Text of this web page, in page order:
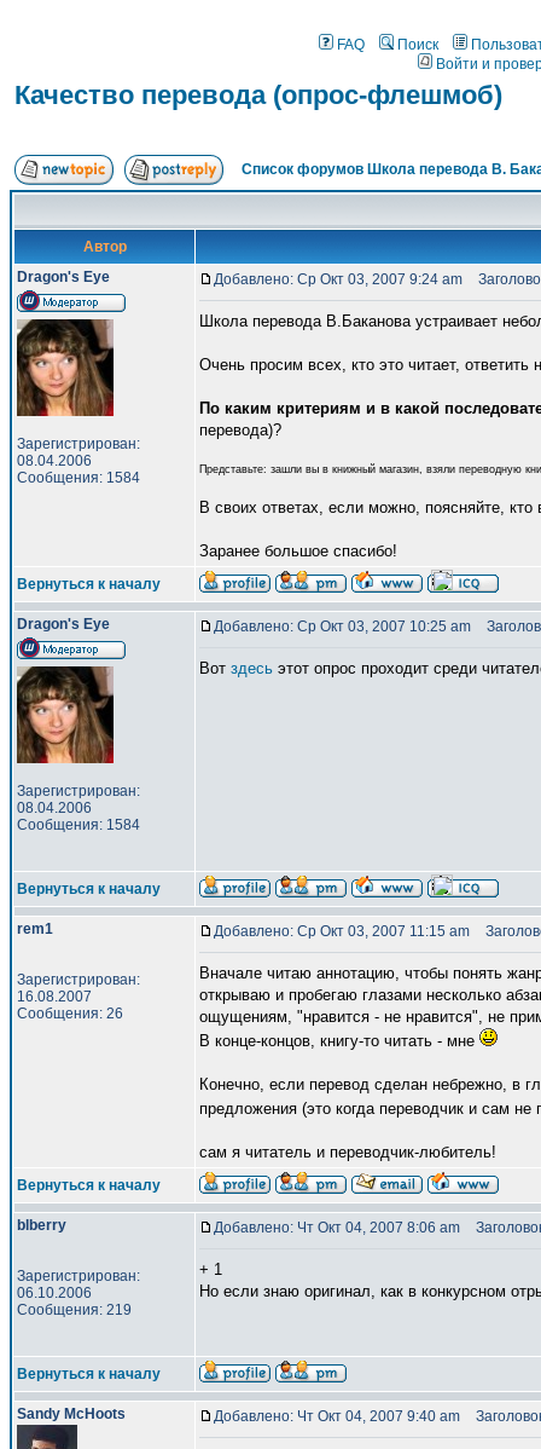
FAQ Поиск
Войти и
Качество перевода (опрос-флешмоб)
Список форумов Школа перевода В.
Автор
Dragon's Eye
Зарегистрирован:
08.04.2006
Сообщения: 1584
Добавлено: Ср Окт 03, 2007 9:24 am
Школа перевода В.Баканова устраивает
Очень просим всех, кто это читает,
По каким критериям и в какой
перевода)?
Представьте: зашли вы в книжный магазин, взяли переводную
В своих ответах, если можно, поясняйте,
Заранее большое спасибо!
Вернуться к началу
Dragon's Eye
Зарегистрирован:
08.04.2006
Сообщения: 1584
Добавлено: Ср Окт 03, 2007 10:25 am
Вот здесь этот опрос проходит среди
Вернуться к началу
rem1
Зарегистрирован:
16.08.2007
Сообщения: 26
Добавлено: Ср Окт 03, 2007 11:15 am
Вначале читаю аннотацию, чтобы понять
открываю и пробегаю глазами несколько
ощущениям, "нравится - не нравится", не
В конце-концов, книгу-то читать - мне
Конечно, если перевод сделан небрежно, в
предложения (это когда переводчик и сам
сам я читатель и переводчик-любитель!
Вернуться к началу
blberry
Зарегистрирован:
06.10.2006
Сообщения: 219
Добавлено: Чт Окт 04, 2007 8:06 am
+ 1
Но если знаю оригинал, как в конкурсном
Вернуться к началу
Sandy McHoots Добавлено: Чт Окт 04, 2007 9:40 am